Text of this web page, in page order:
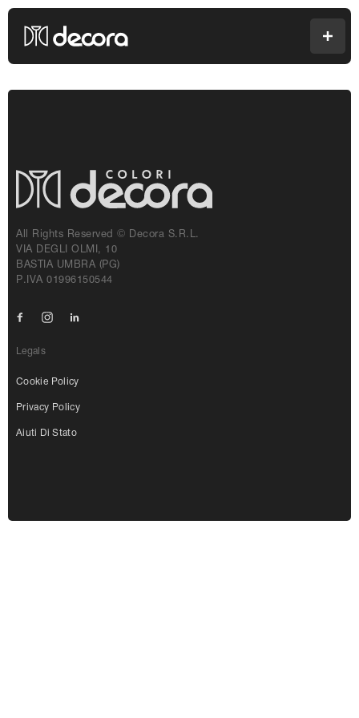
Colori Decora
All Rights Reserved © Decora S.r.l.
VIA DEGLI OLMI, 10
BASTIA UMBRA (PG)
P.IVA 01996150544
FacebookInstagram
Linkedin
Legals
Cookie Policy
Privacy Policy
Aiuti Di Stato